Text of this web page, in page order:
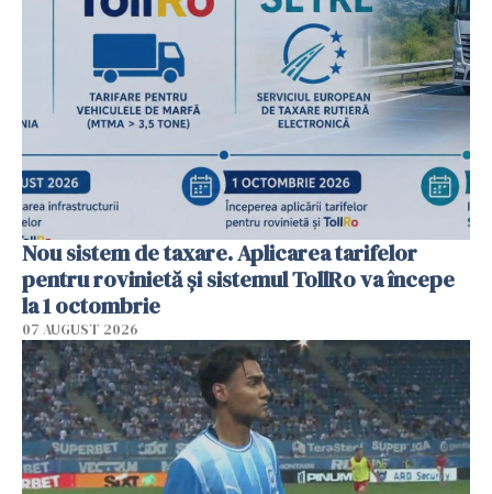
Nou sistem de taxare. Aplicarea tarifelor
pentru rovinietă şi sistemul TollRo va începe
la 1 octombrie
07 AUGUST 2026